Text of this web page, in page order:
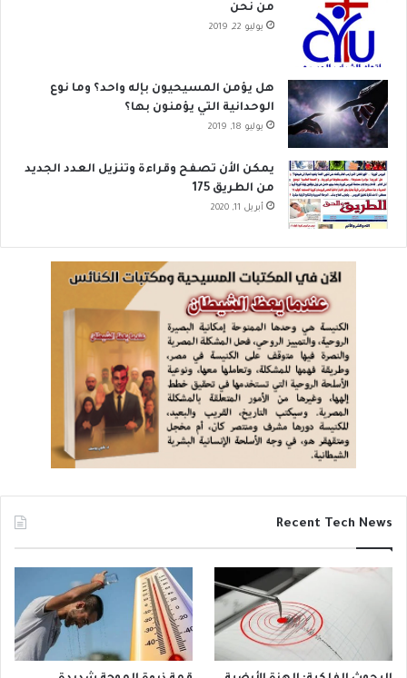
من نحن
يوليو 22, 2019
هل يؤمن المسيحيون بإله واحد؟ وما نوع
الوحدانية التي يؤمنون بها؟
يوليو 18, 2019
يمكن الأن تصفح وقراءة وتنزيل العدد الجديد
من الطريق 175
أبريل 11, 2020
Recent Tech News